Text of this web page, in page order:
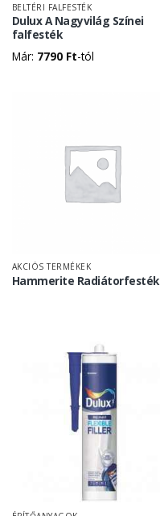
BELTÉRI FALFESTÉK
Dulux A Nagyvilág Színei
falfesték
Már: 7790 Ft-tól
AKCIÓS TERMÉKEK
Hammerite Radiátorfesték